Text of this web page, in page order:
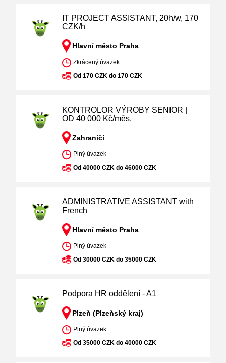
IT PROJECT ASSISTANT, 20h/w, 170
CZK/h
Hlavní město Praha
Zkrácený úvazek
Od 170 CZK do 170 CZK
KONTROLOR VÝROBY SENIOR |
OD 40 000 Kč/měs.
Zahraničí
Plný úvazek
Od 40000 CZK do 46000 CZK
ADMINISTRATIVE ASSISTANT with
French
Hlavní město Praha
Plný úvazek
Od 30000 CZK do 35000 CZK
Podpora HR oddělení - A1
Plzeň (Plzeňský kraj)
Plný úvazek
Od 35000 CZK do 40000 CZK